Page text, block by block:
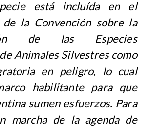
está incluída en el
la Convención sobre la
de las Especies
Animales Silvestres como
en peligro, lo cual
habilitante para que
sumen esfuerzos. Para
marcha de la agenda de